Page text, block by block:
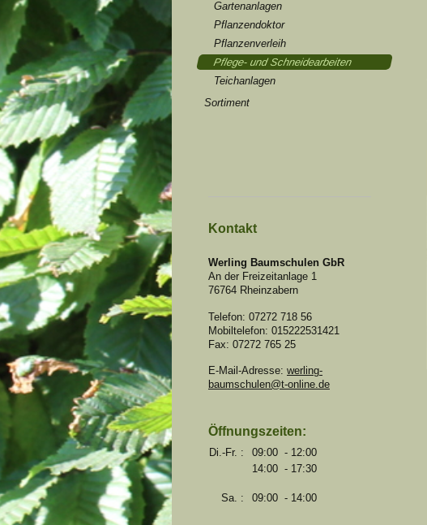
Gartenanlagen
Pflanzendoktor
Pflanzenverleih
Pflege- und Schneidearbeiten
Teichanlagen
Sortiment
Kontakt
Werling Baumschulen GbR
An der Freizeitanlage 1
76764 Rheinzabern
Telefon: 07272 718 56
Mobiltelefon: 015222531421
Fax: 07272 765 25
E-Mail-Adresse: werling-
baumschulen@t-online.de
Öffnungszeiten:
Di.-Fr. :
09:00 - 12:00
14:00 - 17:30
Sa. : 09:00 - 14:00